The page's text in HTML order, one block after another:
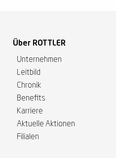
Über ROTTLER
Unternehmen
Leitbild
Chronik
Benefits
Karriere
Aktuelle Aktionen
Filialen